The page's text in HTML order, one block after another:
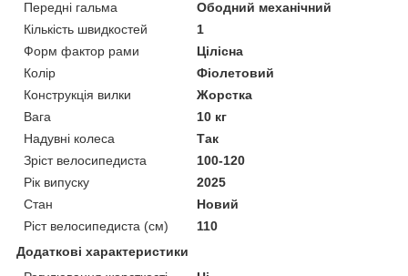
Передні гальма
Ободний механічний
Кількість швидкостей
1
Форм фактор рами
Цілісна
Колір
Фіолетовий
Конструкція вилки
Жорстка
Вага
10 кг
Надувні колеса
Так
Зріст велосипедиста
100-120
Рік випуску
2025
Стан
Новий
Ріст велосипедиста (см)
110
Додаткові характеристики